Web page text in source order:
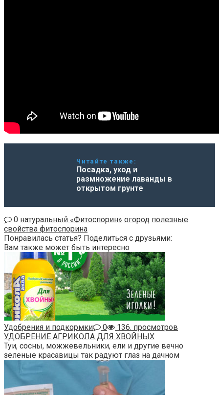
Читайте также:
Посадка, уход и
размножение лаванды в
открытом грунте
0 натуральный «Фитоспорин» огород полезные
свойства фитоспорина
Понравилась статья? Поделиться с друзьями:
Вам также может быть интересно
Удобрения и подкормки 0
136. просмотров
УДОБРЕНИЕ АГРИКОЛА ДЛЯ ХВОЙНЫХ
Туи, сосны, можжевельники, ели и другие вечно
зеленые красавицы так радуют глаз на дачном